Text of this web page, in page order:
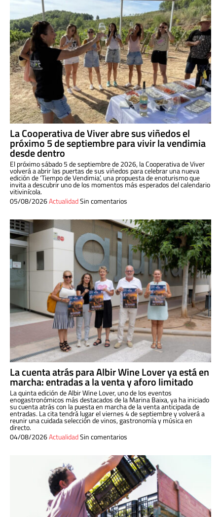
La Cooperativa de Viver abre sus viñedos el
próximo 5 de septiembre para vivir la vendimia
desde dentro
El próximo sábado 5 de septiembre de 2026, la Cooperativa de Viver
volverá a abrir las puertas de sus viñedos para celebrar una nueva
edición de ‘Tiempo de Vendimia’, una propuesta de enoturismo que
invita a descubrir uno de los momentos más esperados del calendario
vitivinícola.
05/08/2026ActualidadSin comentarios
La cuenta atrás para Albir Wine Lover ya está en
marcha: entradas a la venta y aforo limitado
La quinta edición de Albir Wine Lover, uno de los eventos
enogastronómicos más destacados de la Marina Baixa, ya ha iniciado
su cuenta atrás con la puesta en marcha de la venta anticipada de
entradas. La cita tendrá lugar el viernes 4 de septiembre y volverá a
reunir una cuidada selección de vinos, gastronomía y música en
directo.
04/08/2026ActualidadSin comentarios